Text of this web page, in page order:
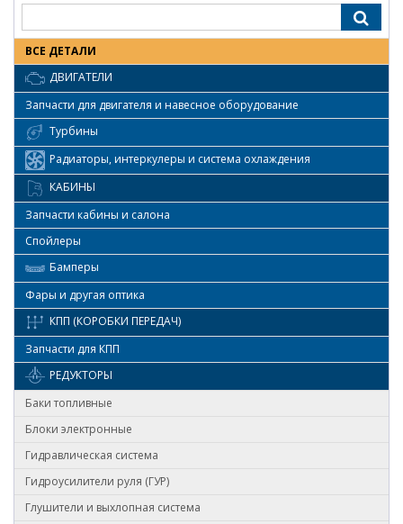
ВСЕ ДЕТАЛИ
ДВИГАТЕЛИ
Запчасти для двигателя и навесное оборудование
Турбины
Радиаторы, интеркулеры и система охлаждения
КАБИНЫ
Запчасти кабины и салона
Спойлеры
Бамперы
Фары и другая оптика
КПП (КОРОБКИ ПЕРЕДАЧ)
Запчасти для КПП
РЕДУКТОРЫ
Баки топливные
Блоки электронные
Гидравлическая система
Гидроусилители руля (ГУР)
Глушители и выхлопная система